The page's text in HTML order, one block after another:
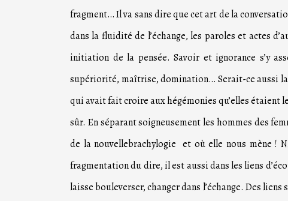
fragment… Il va sans dire que cet art de la
dans la fluidité de l’échange, les paroles et actes
initiation de la pensée. Savoir et ignorance s’y
supériorité, maîtrise, domination… Serait-ce aussi
qui avait fait croire aux hégémonies qu’elles étaient
sûr. En séparant soigneusement les hommes des
de la nouvellebrachylogie et où elle nous mène !
fragmentation du dire, il est aussi dans les liens
laisse bouleverser, changer dans l’échange. Des